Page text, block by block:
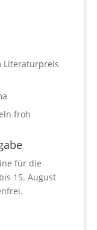
Literaturpreis
froh
für die
15. August